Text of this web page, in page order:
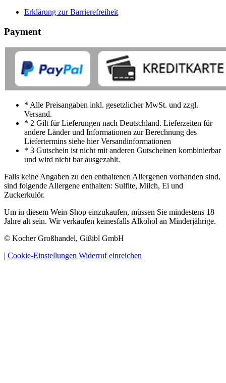
Erklärung zur Barrierefreiheit
Payment
* Alle Preisangaben inkl. gesetzlicher MwSt. und zzgl.
Versand.
* 2 Gilt für Lieferungen nach Deutschland. Lieferzeiten für
andere Länder und Informationen zur Berechnung des
Liefertermins siehe hier Versandinformationen
* 3 Gutschein ist nicht mit anderen Gutscheinen kombinierbar
und wird nicht bar ausgezahlt.
Falls keine Angaben zu den enthaltenen Allergenen vorhanden sind,
sind folgende Allergene enthalten: Sulfite, Milch, Ei und
Zuckerkulör.
Um in diesem Wein-Shop einzukaufen, müssen Sie mindestens 18
Jahre alt sein. Wir verkaufen keinesfalls Alkohol an Minderjährige.
© Kocher Großhandel, Gißibl GmbH
| Cookie-Einstellungen Widerruf einreichen